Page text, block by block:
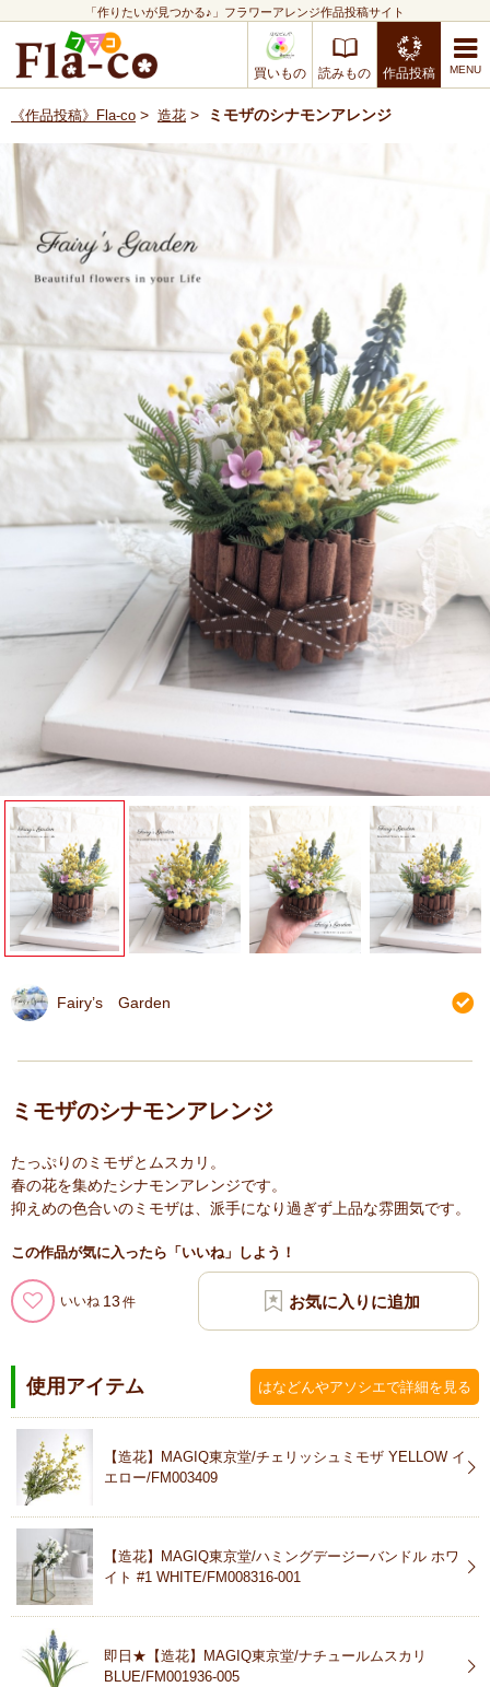
「作りたいが見つかる♪」フラワーアレンジ作品投稿サイト
買いもの 読みもの 作品投稿
《作品投稿》Fla-co > 造花 > ミモザのシナモンアレンジ
Fairy’s Garden
ミモザのシナモンアレンジ
たっぷりのミモザとムスカリ。
春の花を集めたシナモンアレンジです。
抑えめの色合いのミモザは、派手になり過ぎず上品な雰囲気です。
この作品が気に入ったら「いいね」しよう！
いいね 13
使用アイテム はなどんやアソシエで詳細を見る
【造花】MAGIQ東京堂/チェリッシュミモザ YELLOW イ
エロー/FM003409
【造花】MAGIQ東京堂/ハミングデージーバンドル ホワ
イト #1 WHITE/FM008316-001
即日★【造花】MAGIQ東京堂/ナチュールムスカリ
BLUE/FM001936-005